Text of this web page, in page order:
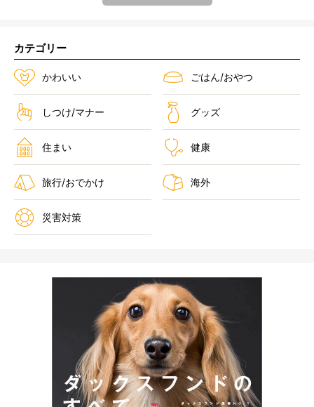
カテゴリー
かわいい ごはん/おやつ
しつけ/マナー グッズ
住まい 健康
旅行/おでかけ 海外
災害対策